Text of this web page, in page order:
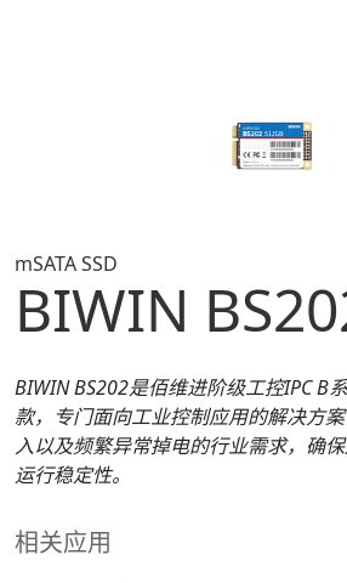
mSATA SSD
BIWIN
BIWINBS202是佰维进阶级工控IPCB
款，专门面向工业控制应用的解决方
入以及频繁异常掉电的行业需求，确
运行稳定性。
相关应用